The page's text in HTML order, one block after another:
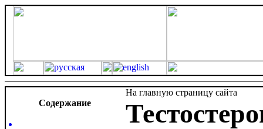
Cодержание
На главную страницу сайта